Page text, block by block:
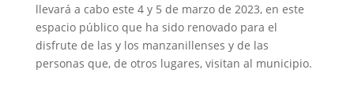
llevará a cabo este 4 y 5 de marzo de 2023, en este
espacio público que ha sido renovado para el
disfrute de las y los manzanillenses y de las
personas que, de otros lugares, visitan al municipio.